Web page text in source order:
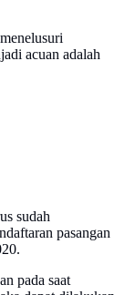
acuan adalah
sudah
pasangan
pada saat